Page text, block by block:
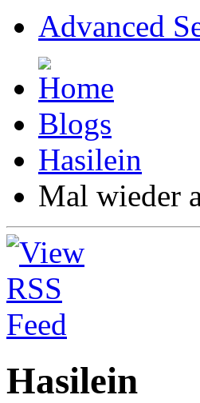
Advanced
Blogs
Hasilein
Mal wieder
Hasilein